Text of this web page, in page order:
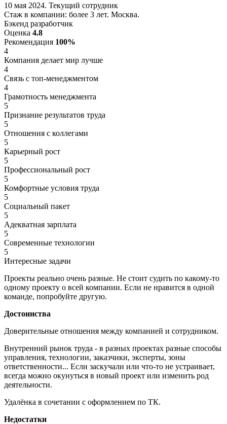
10 мая 2024. Текущий сотрудник
Стаж в компании: более 3 лет. Москва.
Бэкенд разработчик
Оценка 4.8
Рекомендация 100%
4
Компания делает мир лучше
4
Связь с топ-менеджментом
4
Грамотность менеджмента
5
Признание результатов труда
5
Отношения с коллегами
5
Карьерный рост
5
Профессиональный рост
5
Комфортные условия труда
5
Социальный пакет
5
Адекватная зарплата
5
Современные технологии
5
Интересные задачи
Проекты реально очень разные. Не стоит судить по какому-то
одному проекту о всей компании. Если не нравится в одной
команде, попробуйте другую.
Достоинства
Доверительные отношения между компанией и сотрудником.
Внутренний рынок труда - в разных проектах разные способы
управления, технологии, заказчики, эксперты, зоны
ответственности... Если заскучали или что-то не устраивает,
всегда можно окунуться в новый проект или изменить род
деятельности.
Удалёнка в сочетании с оформлением по ТК.
Недостатки